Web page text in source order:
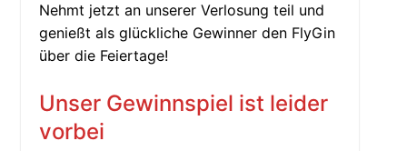
Nehmt jetzt an unserer Verlosung teil und
genießt als glückliche Gewinner den FlyGin
über die Feiertage!
Unser Gewinnspiel ist leider
vorbei